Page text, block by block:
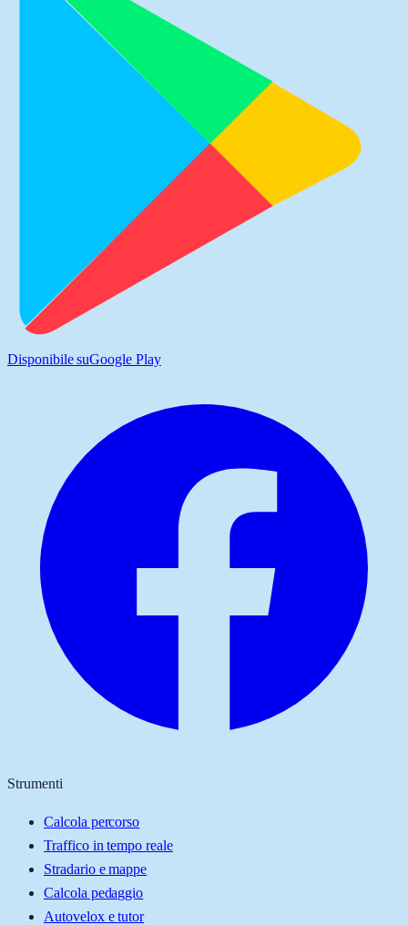
Disponibile suGoogle Play
Strumenti
Calcola percorso
Traffico in tempo reale
Stradario e mappe
Calcola pedaggio
Autovelox e tutor